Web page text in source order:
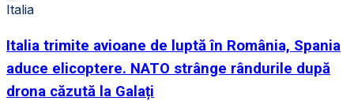
Italia
Italia trimite avioane de luptă în România, Spania
aduce elicoptere. NATO strânge rândurile după
drona căzută la Galați